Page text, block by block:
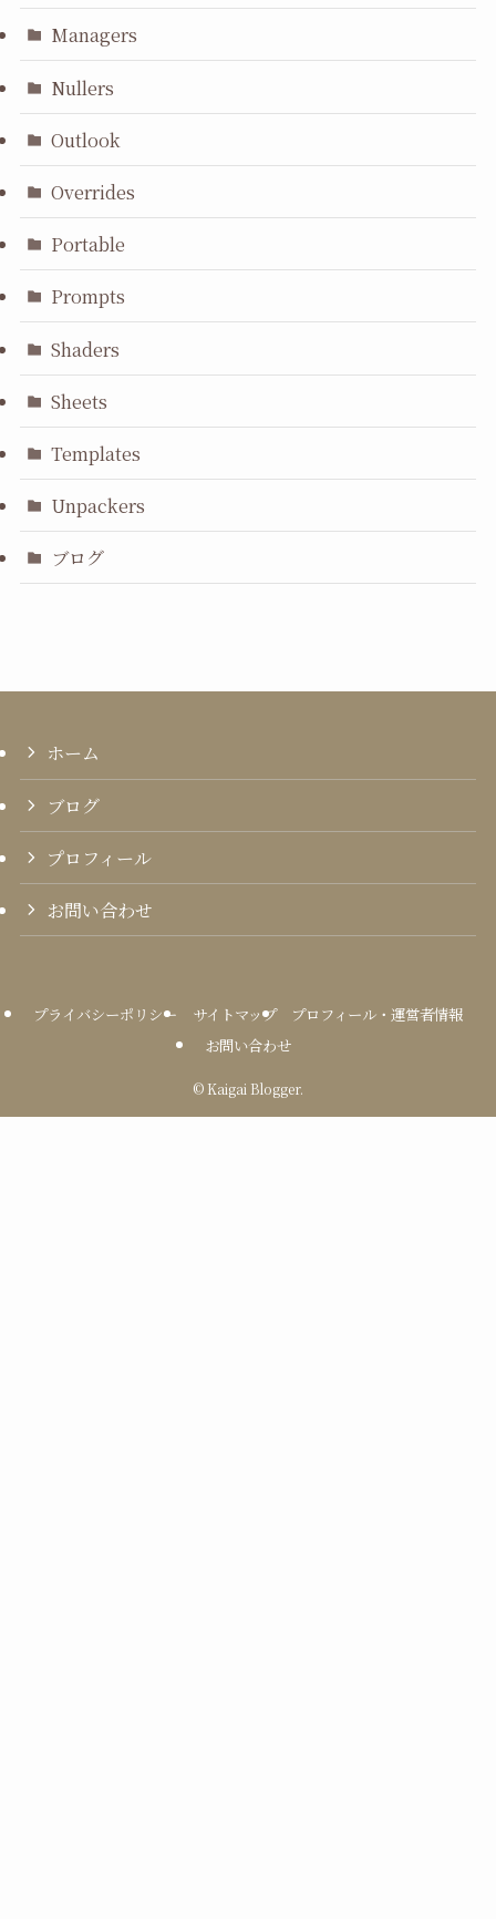
Managers
Nullers
Outlook
Overrides
Portable
Prompts
Shaders
Sheets
Templates
Unpackers
ブログ
ホーム
ブログ
プロフィール
お問い合わせ
プライバシーポリシー サイトマップ
プロフィール・運営者情報
お問い合わせ
© Kaigai Blogger.